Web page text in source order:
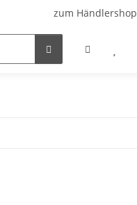
zum Händlershop